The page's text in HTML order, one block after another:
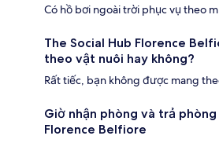
Có hồ bơi ngoài trời phục vụ theo
The Social Hub Florence
theo vật nuôi hay không?
Rất tiếc, bạn không được mang
Giờ nhận phòng và trả
Florence Belfiore